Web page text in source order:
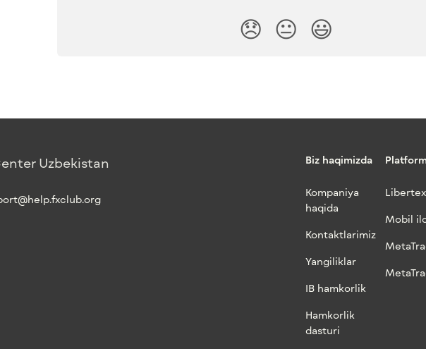
😞 😐 😃
Biz haqimizda
Kompaniya
haqida
Kontaktlarimiz
Yangiliklar
IB hamkorlik
Hamkorlik
dasturi
Libertex
Mobil